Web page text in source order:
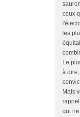
ceux
les
Le
à
Mais
qui ne